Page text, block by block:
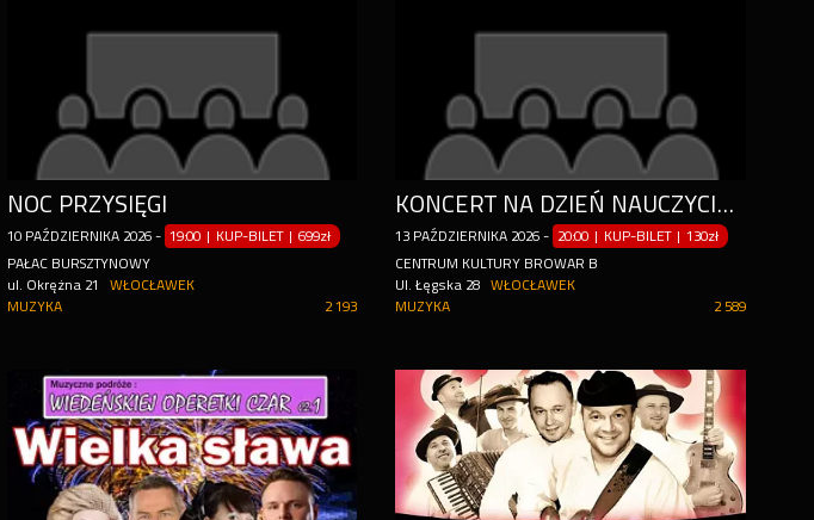
NOC PRZYSIĘGI
10 PAŹDZIERNIKA 2026 - 19:00 | KUP-BILET | 699zł
PAŁAC BURSZTYNOWY
ul. Okrężna 21
WŁOCŁAWEK
2 193
MUZYKA
KONCERT NA DZIEŃ NAUCZYCIELA
13 PAŹDZIERNIKA 2026 - 20:00 | KUP-BILET |130zł
CENTRUM KULTURY BROWAR B
Ul. Łęgska 28
WŁOCŁAWEK
2 589
MUZYKA